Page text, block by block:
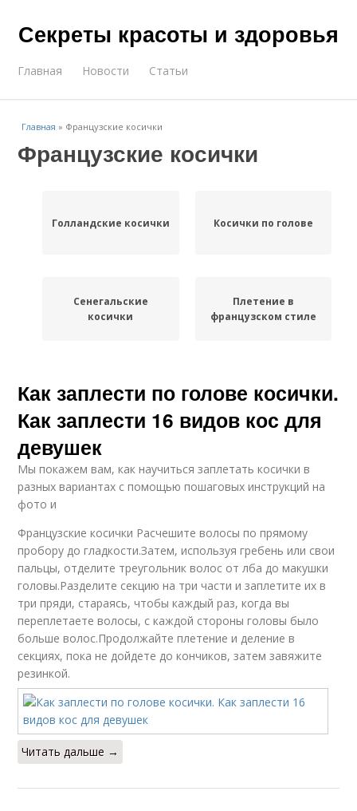
Секреты красоты и здоровья
Главная Новости Статьи
Главная » Французские косички
Французские косички
Голландские косички Косички по голове
Сенегальские
косички
Плетение в
французском стиле
Как заплести по голове косички.
Как заплести 16 видов кос для
девушек
Мы покажем вам, как научиться заплетать косички в
разных вариантах с помощью пошаговых инструкций на
фото и
Французские косички Расчешите волосы по прямому
пробору до гладкости.Затем, используя гребень или свои
пальцы, отделите треугольник волос от лба до макушки
головы.Разделите секцию на три части и заплетите их в
три пряди, стараясь, чтобы каждый раз, когда вы
переплетаете волосы, с каждой стороны головы было
больше волос.Продолжайте плетение и деление в
секциях, пока не дойдете до кончиков, затем завяжите
резинкой.
Читать дальше →